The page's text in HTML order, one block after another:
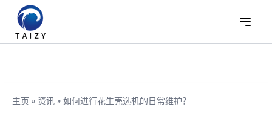
主页 » 资讯 » 如何进行花生壳选机的日常维护？